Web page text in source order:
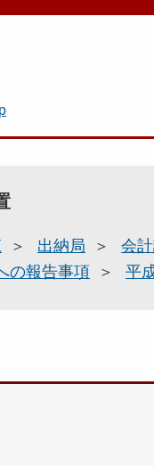
出納局 会
の報告事項
平